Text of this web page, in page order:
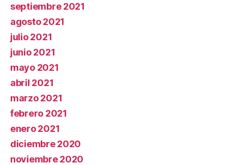
septiembre 2021
agosto 2021
julio 2021
junio 2021
mayo 2021
abril 2021
marzo 2021
febrero 2021
enero 2021
diciembre 2020
noviembre 2020